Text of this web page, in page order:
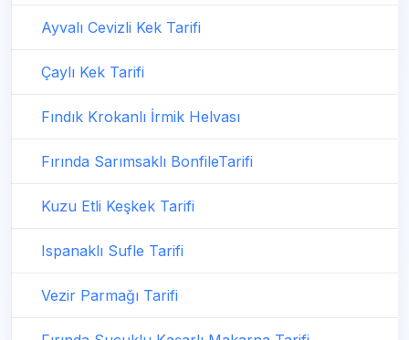
Ayvalı Cevizli Kek Tarifi
Çaylı Kek Tarifi
Fındık Krokanlı İrmik Helvası
Fırında Sarımsaklı BonfileTarifi
Kuzu Etli Keşkek Tarifi
Ispanaklı Sufle Tarifi
Vezir Parmağı Tarifi